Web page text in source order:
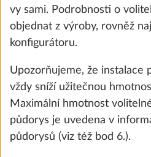
vy sami. Podrobnosti o
objednat z výroby, rovněž
konfigurátoru.
Upozorňujeme, že instalace
vždy sníží užitečnou
Maximální hmotnost
půdorys je uvedena v
půdorysů (viz též bod 6.).